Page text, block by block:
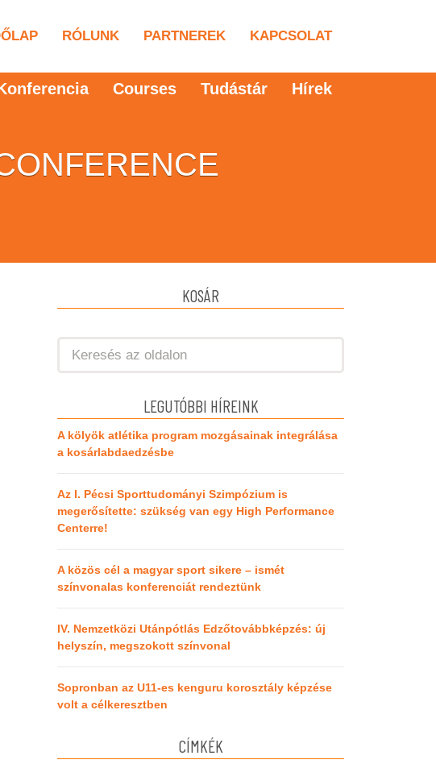
RÓLUNK PARTNEREK KAPCSOLAT
Courses Tudástár Hírek
KOSÁR
LEGUTÓBBI HÍREINK
A kölyök atlétika program mozgásainak integrálása
a kosárlabdaedzésbe
Az I. Pécsi Sporttudományi Szimpózium is
megerősítette: szükség van egy High Performance
Centerre!
A közös cél a magyar sport sikere – ismét
színvonalas konferenciát rendeztünk
IV. Nemzetközi Utánpótlás Edzőtovábbképzés: új
helyszín, megszokott színvonal
Sopronban az U11-es kenguru korosztály képzése
volt a célkeresztben
CÍMKÉK